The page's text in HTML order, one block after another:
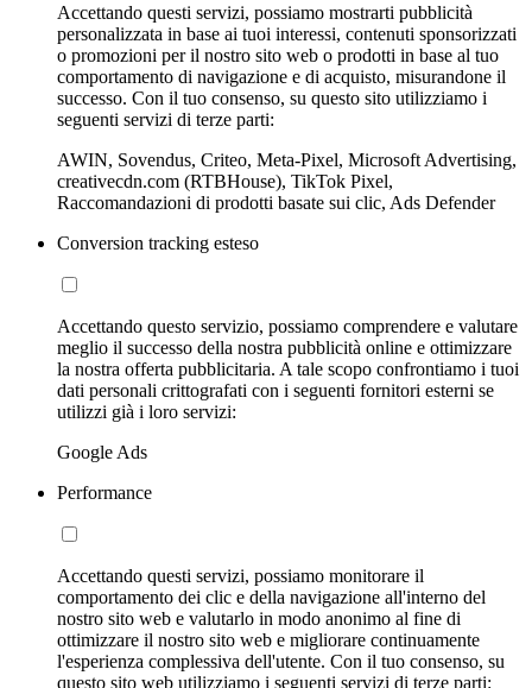
Accettando questi servizi, possiamo mostrarti pubblicità
personalizzata in base ai tuoi interessi, contenuti sponsorizzati
o promozioni per il nostro sito web o prodotti in base al tuo
comportamento di navigazione e di acquisto, misurandone il
successo. Con il tuo consenso, su questo sito utilizziamo i
seguenti servizi di terze parti:
AWIN, Sovendus, Criteo, Meta-Pixel, Microsoft Advertising,
creativecdn.com (RTBHouse), TikTok Pixel,
Raccomandazioni di prodotti basate sui clic, Ads Defender
Conversion tracking esteso
Accettando questo servizio, possiamo comprendere e valutare
meglio il successo della nostra pubblicità online e ottimizzare
la nostra offerta pubblicitaria. A tale scopo confrontiamo i tuoi
dati personali crittografati con i seguenti fornitori esterni se
utilizzi già i loro servizi:
Google Ads
Performance
Accettando questi servizi, possiamo monitorare il
comportamento dei clic e della navigazione all'interno del
nostro sito web e valutarlo in modo anonimo al fine di
ottimizzare il nostro sito web e migliorare continuamente
l'esperienza complessiva dell'utente. Con il tuo consenso, su
questo sito web utilizziamo i seguenti servizi di terze parti: